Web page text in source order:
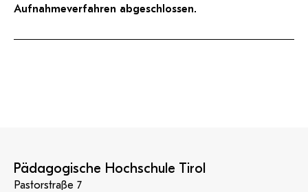
Aufnahmeverfahren abgeschlossen.
Pädagogische Hochschule Tirol
Pastorstraße 7